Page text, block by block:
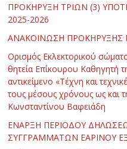
ΠΡΟΚΗΡΥΞΗ ΤΡΙΩΝ (3)
2025-2026
ΑΝΑΚΟΙΝΩΣΗ ΠΡΟΚΗΡΥΞΗΣ
Ορισμός Εκλεκτορικού
θητεία Επίκουρου Καθηγητή
αντικείμενο «Τέχνη και
τους μέσους χρόνους ως και
Κωνσταντίνου Βαφειάδη
ΕΝΑΡΞΗ ΠΕΡΙΟΔΟΥ
ΣΥΓΓΡΑΜΜΑΤΩΝ ΕΑΡΙΝΟΥ